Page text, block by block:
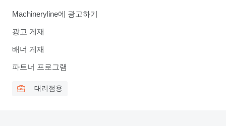
Machineryline에 광고하기
광고 게재
배너 게재
파트너 프로그램
대리점용